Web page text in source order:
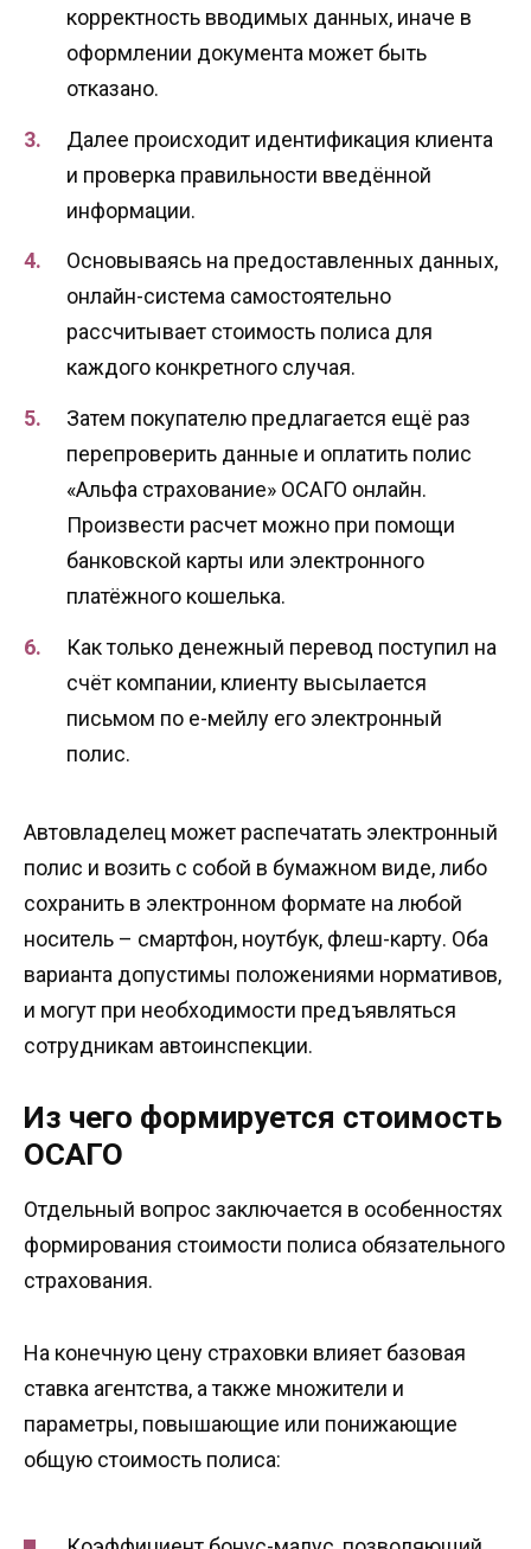
корректность вводимых данных, иначе в
оформлении документа может быть
отказано.
Далее происходит идентификация клиента
и проверка правильности введённой
информации.
Основываясь на предоставленных данных,
онлайн-система самостоятельно
рассчитывает стоимость полиса для
каждого конкретного случая.
Затем покупателю предлагается ещё раз
перепроверить данные и оплатить полис
«Альфа страхование» ОСАГО онлайн.
Произвести расчет можно при помощи
банковской карты или электронного
платёжного кошелька.
Как только денежный перевод поступил на
счёт компании, клиенту высылается
письмом по е-мейлу его электронный
полис.
Автовладелец может распечатать электронный
полис и возить с собой в бумажном виде, либо
сохранить в электронном формате на любой
носитель – смартфон, ноутбук, флеш-карту. Оба
варианта допустимы положениями нормативов,
и могут при необходимости предъявляться
сотрудникам автоинспекции.
Из чего формируется стоимость
ОСАГО
Отдельный вопрос заключается в особенностях
формирования стоимости полиса обязательного
страхования.
На конечную цену страховки влияет базовая
ставка агентства, а также множители и
параметры, повышающие или понижающие
общую стоимость полиса: